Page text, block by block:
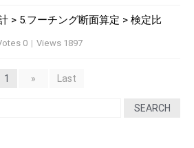
> 5.フーチング断面算定 > 検定比
0 | Views 1897
1 » Last
SEARCH